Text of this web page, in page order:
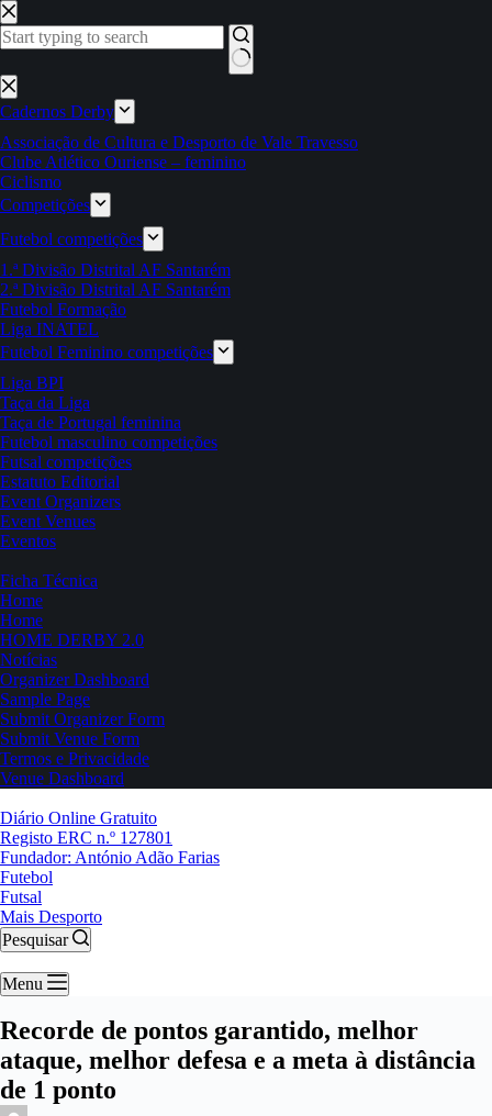
Pular
para
o
Sem
resultados
Cadernos Derby
Associação de Cultura e Desporto de Vale Travesso
Clube Atlético Ouriense – feminino
Ciclismo
Competições
Futebol competições
1.ª Divisão Distrital AF Santarém
2.ª Divisão Distrital AF Santarém
Futebol Formação
Liga INATEL
Futebol Feminino competições
Liga BPI
Taça da Liga
Taça de Portugal feminina
Futebol masculino competições
Futsal competições
Estatuto Editorial
Event Organizers
Event Venues
Eventos
Ficha Técnica
Home
Home
HOME DERBY 2.0
Notícias
Organizer Dashboard
Sample Page
Submit Organizer Form
Submit Venue Form
Termos e Privacidade
Venue Dashboard
Diário Online Gratuito
Registo ERC n.º 127801
Fundador: António Adão Farias
Futebol
Futsal
Mais Desporto
Pesquisar
Menu
Recorde de pontos garantido, melhor
ataque, melhor defesa e a meta à distância
de 1 ponto